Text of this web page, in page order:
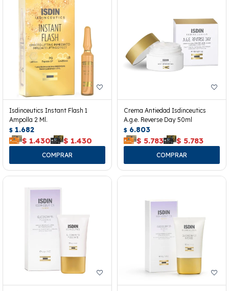
Isdinceutics Instant Flash 1
Ampolla 2 Ml.
$ 1.682
$ 1.430 $ 1.430
Crema Antiedad Isdinceutics
A.g.e. Reverse Day 50ml
$ 6.803
$ 5.783 $ 5.783